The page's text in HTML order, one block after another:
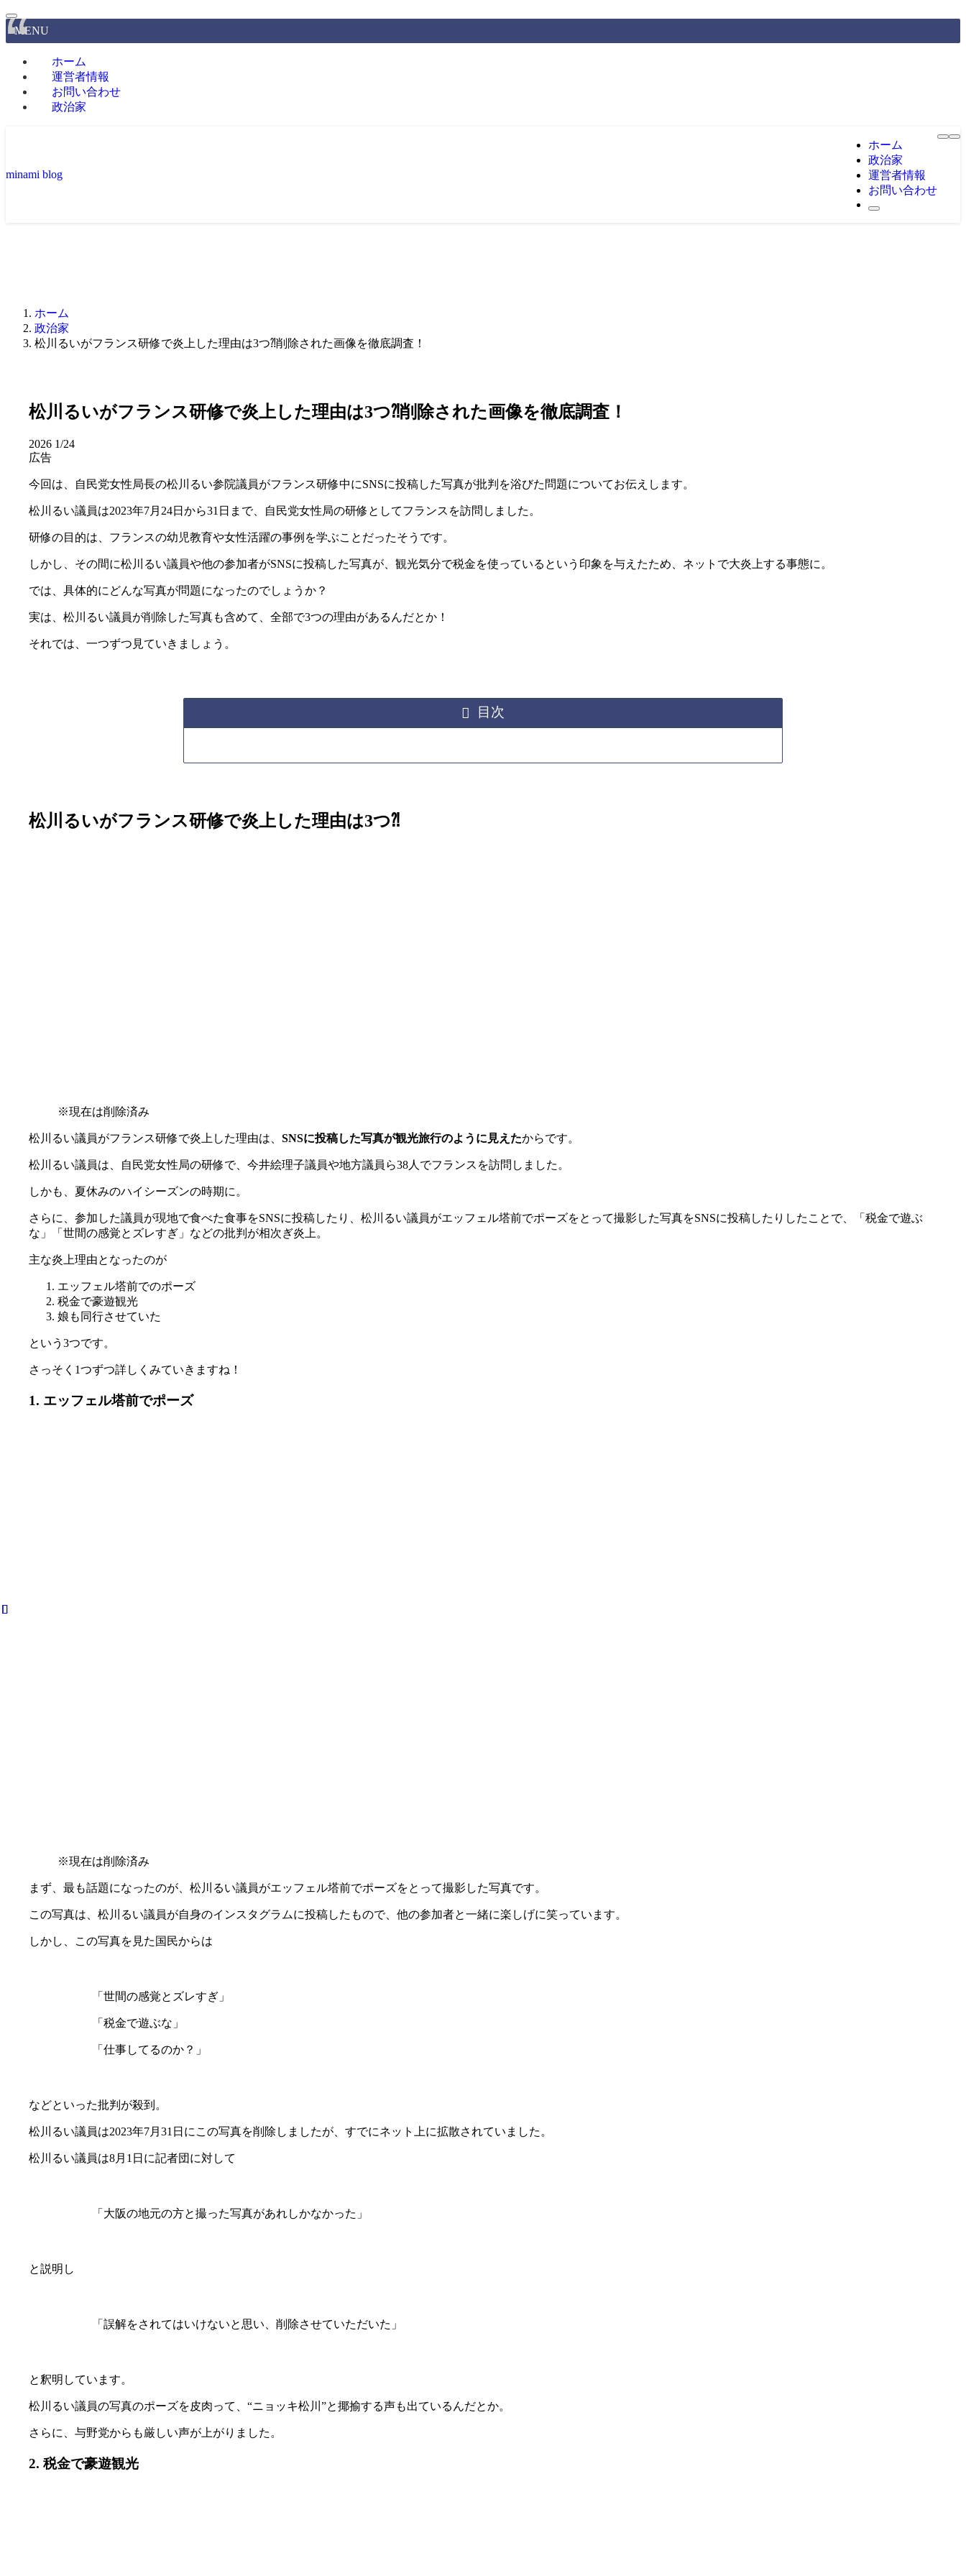
MENU
ホーム
運営者情報
お問い合わせ
政治家
minami blog
ホーム
政治家
運営者情報
お問い合わせ
ホーム
政治家
松川るいがフランス研修で炎上した理由は3つ⁈削除された画像を徹底調査！
松川るいがフランス研修で炎上した理由は3つ⁈削除された画像を徹底調査！
2026 1/24
広告
今回は、自民党女性局長の松川るい参院議員がフランス研修中にSNSに投稿した写真が批判を浴びた問題についてお伝えします。
松川るい議員は2023年7月24日から31日まで、自民党女性局の研修としてフランスを訪問しました。
研修の目的は、フランスの幼児教育や女性活躍の事例を学ぶことだったそうです。
しかし、その間に松川るい議員や他の参加者がSNSに投稿した写真が、観光気分で税金を使っているという印象を与えたため、ネットで大炎上する事態に。
では、具体的にどんな写真が問題になったのでしょうか？
実は、松川るい議員が削除した写真も含めて、全部で3つの理由があるんだとか！
それでは、一つずつ見ていきましょう。
目次
松川るいがフランス研修で炎上した理由は3つ⁈
※現在は削除済み
松川るい議員がフランス研修で炎上した理由は、 SNSに投稿した写真が観光旅行のように見えたからです。
松川るい議員は、自民党女性局の研修で、今井絵理子議員や地方議員ら38人でフランスを訪問しました。
しかも、夏休みのハイシーズンの時期に。
さらに、参加した議員が現地で食べた食事をSNSに投稿したり、松川るい議員がエッフェル塔前でポーズをとって撮影した写真をSNSに投稿したりしたことで、「税金で遊ぶ
な」「世間の感覚とズレすぎ」などの批判が相次ぎ炎上。
主な炎上理由となったのが
エッフェル塔前でのポーズ
税金で豪遊観光
娘も同行させていた
という3つです。
さっそく1つずつ詳しくみていきますね！
1. エッフェル塔前でポーズ
※現在は削除済み
まず、最も話題になったのが、松川るい議員がエッフェル塔前でポーズをとって撮影した写真です。
この写真は、松川るい議員が自身のインスタグラムに投稿したもので、他の参加者と一緒に楽しげに笑っています。
しかし、この写真を見た国民からは
「世間の感覚とズレすぎ」
「税金で遊ぶな」
「仕事してるのか？」
などといった批判が殺到。
松川るい議員は2023年7月31日にこの写真を削除しましたが、すでにネット上に拡散されていました。
松川るい議員は8月1日に記者団に対して
「大阪の地元の方と撮った写真があれしかなかった」
と説明し
「誤解をされてはいけないと思い、削除させていただいた」
と釈明しています。
松川るい議員の写真のポーズを皮肉って、“ニョッキ松川”と揶揄する声も出ているんだとか。
さらに、与野党からも厳しい声が上がりました。
2. 税金で豪遊観光